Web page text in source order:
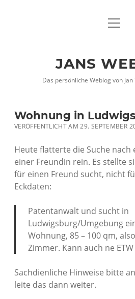
twitter
Menü
JANS
Das persönliche Weblog von
Wohnung in
VERÖFFENTLICHT AM 29. SEPTEMBER
Heute flatterte die Suche nach
einer Freundin rein. Es stellte
für einen Freund sucht, nicht
Eckdaten:
Patentanwalt und sucht in
Ludwigsburg/Umgebung
Wohnung, 85 – 100 qm,
Zimmer. Kann auch ne
Sachdienliche Hinweise bitte
leite das dann weiter.